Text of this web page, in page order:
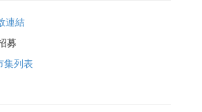
連結
募
集列表